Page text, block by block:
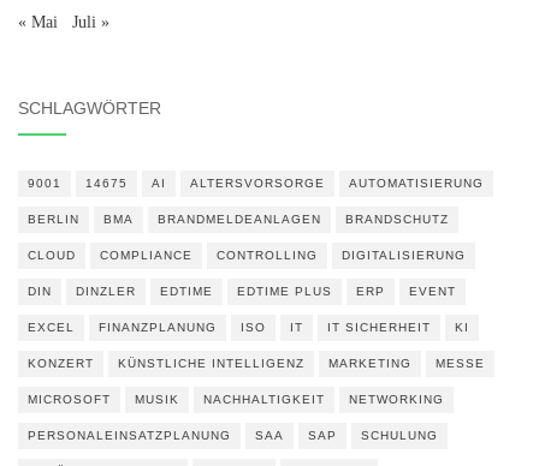
« Mai Juli »
SCHLAGWÖRTER
9001 14675 AI ALTERSVORSORGE AUTOMATISIERUNG
BERLIN BMA BRANDMELDEANLAGEN BRANDSCHUTZ
CLOUD COMPLIANCE CONTROLLING DIGITALISIERUNG
DIN DINZLER EDTIME EDTIME PLUS ERP EVENT
EXCEL FINANZPLANUNG ISO IT IT SICHERHEIT KI
KONZERT KÜNSTLICHE INTELLIGENZ MARKETING MESSE
MICROSOFT MUSIK NACHHALTIGKEIT NETWORKING
PERSONALEINSATZPLANUNG SAA SAP SCHULUNG